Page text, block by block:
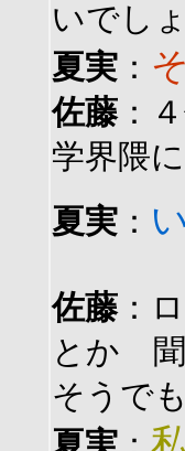
いでし
夏実 ：
佐藤：
学界隈
夏実 ：
佐藤：
とか 聞
そうで